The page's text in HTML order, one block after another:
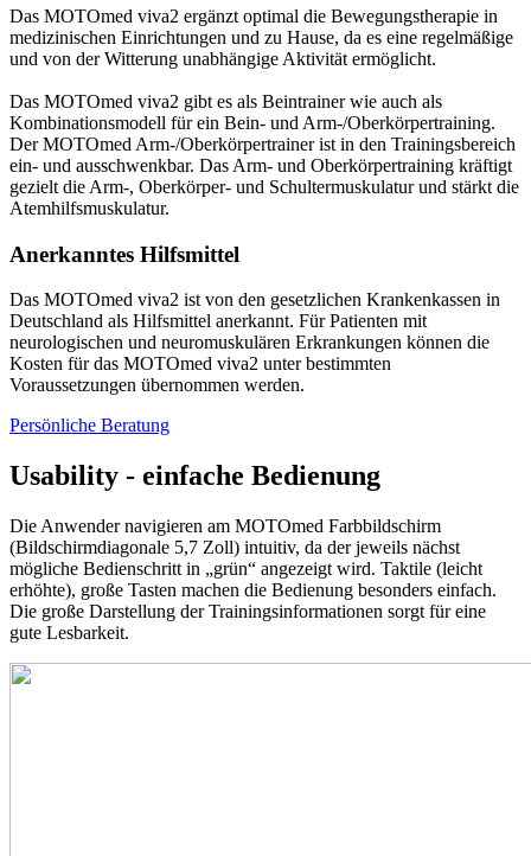
Das MOTOmed viva2 ergänzt optimal die Bewegungstherapie in
medizinischen Einrichtungen und zu Hause, da es eine regelmäßige
und von der Witterung unabhängige Aktivität ermöglicht.
Das MOTOmed viva2 gibt es als Beintrainer wie auch als
Kombinationsmodell für ein Bein- und Arm-/Oberkörpertraining.
Der MOTOmed Arm-/Oberkörpertrainer ist in den Trainingsbereich
ein- und ausschwenkbar. Das Arm- und Oberkörpertraining kräftigt
gezielt die Arm-, Oberkörper- und Schultermuskulatur und stärkt die
Atemhilfsmuskulatur.
Anerkanntes Hilfsmittel
Das MOTOmed viva2 ist von den gesetzlichen Krankenkassen in
Deutschland als Hilfsmittel anerkannt. Für Patienten mit
neurologischen und neuromuskulären Erkrankungen können die
Kosten für das MOTOmed viva2 unter bestimmten
Voraussetzungen übernommen werden.
Persönliche Beratung
Usability - einfache Bedienung
Die Anwender navigieren am MOTOmed Farbbildschirm
(Bildschirmdiagonale 5,7 Zoll) intuitiv, da der jeweils nächst
mögliche Bedienschritt in „grün“ angezeigt wird. Taktile (leicht
erhöhte), große Tasten machen die Bedienung besonders einfach.
Die große Darstellung der Trainingsinformationen sorgt für eine
gute Lesbarkeit.